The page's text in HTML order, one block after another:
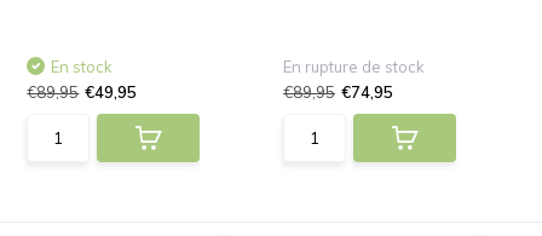
En stock
€89,95 €49,95
En rupture de stock
€89,95 €74,95